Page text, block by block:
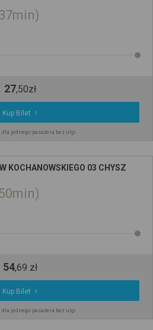
27,50zł
Kup Bilet
dla jednego pasażera bez ulgi
KOCHANOWSKIEGO 03 CHYSZ
54,69 zł
Kup Bilet
dla jednego pasażera bez ulgi